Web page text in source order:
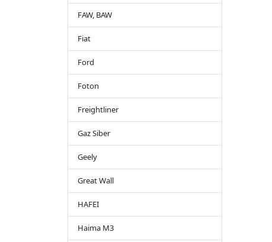
FAW, BAW
Fiat
Ford
Foton
Freightliner
Gaz Siber
Geely
Great Wall
HAFEI
Haima M3